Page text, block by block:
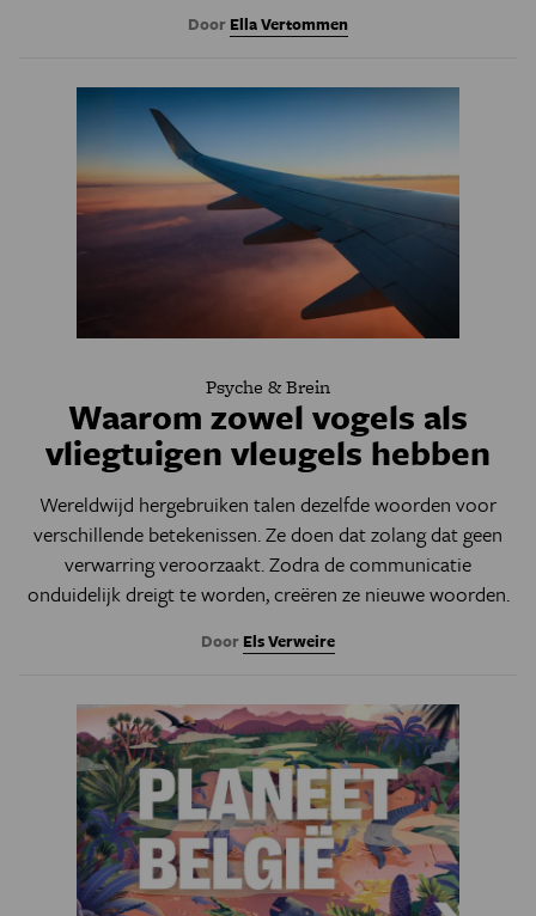
Door Ella Vertommen
Psyche & Brein
Waarom zowel vogels als
vliegtuigen vleugels hebben
Wereldwijd hergebruiken talen dezelfde woorden voor
verschillende betekenissen. Ze doen dat zolang dat geen
verwarring veroorzaakt. Zodra de communicatie
onduidelijk dreigt te worden, creëren ze nieuwe woorden.
Door Els Verweire